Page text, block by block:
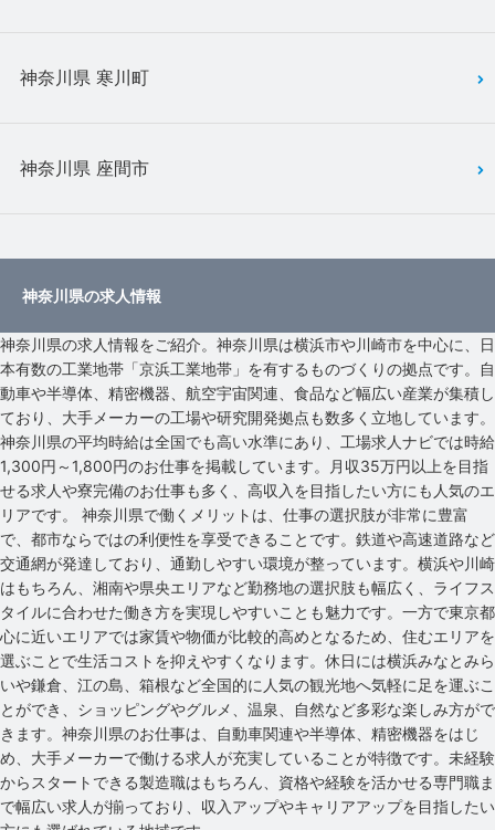
神奈川県 寒川町
神奈川県 座間市
神奈川県の求人情報
神奈川県の求人情報をご紹介。神奈川県は横浜市や川崎市を中心に、日
本有数の工業地帯「京浜工業地帯」を有するものづくりの拠点です。自
動車や半導体、精密機器、航空宇宙関連、食品など幅広い産業が集積し
ており、大手メーカーの工場や研究開発拠点も数多く立地しています。
神奈川県の平均時給は全国でも高い水準にあり、工場求人ナビでは時給
1,300円～1,800円のお仕事を掲載しています。月収35万円以上を目指
せる求人や寮完備のお仕事も多く、高収入を目指したい方にも人気のエ
リアです。 神奈川県で働くメリットは、仕事の選択肢が非常に豊富
で、都市ならではの利便性を享受できることです。鉄道や高速道路など
交通網が発達しており、通勤しやすい環境が整っています。横浜や川崎
はもちろん、湘南や県央エリアなど勤務地の選択肢も幅広く、ライフス
タイルに合わせた働き方を実現しやすいことも魅力です。一方で東京都
心に近いエリアでは家賃や物価が比較的高めとなるため、住むエリアを
選ぶことで生活コストを抑えやすくなります。休日には横浜みなとみら
いや鎌倉、江の島、箱根など全国的に人気の観光地へ気軽に足を運ぶこ
とができ、ショッピングやグルメ、温泉、自然など多彩な楽しみ方がで
きます。神奈川県のお仕事は、自動車関連や半導体、精密機器をはじ
め、大手メーカーで働ける求人が充実していることが特徴です。未経験
からスタートできる製造職はもちろん、資格や経験を活かせる専門職ま
で幅広い求人が揃っており、収入アップやキャリアアップを目指したい